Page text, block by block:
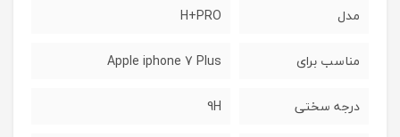
مدل H+PRO
مناسب برای Apple iphone 7 Plus
درجه سختی 9H